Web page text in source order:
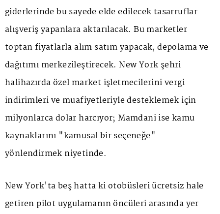
giderlerinde bu sayede elde edilecek tasarruflar
alışveriş yapanlara aktarılacak. Bu marketler
toptan fiyatlarla alım satım yapacak, depolama ve
dağıtımı merkezileştirecek. New York şehri
halihazırda özel market işletmecilerini vergi
indirimleri ve muafiyetleriyle desteklemek için
milyonlarca dolar harcıyor; Mamdani ise kamu
kaynaklarını "kamusal bir seçeneğe"
yönlendirmek niyetinde.
New York'ta beş hatta ki otobüsleri ücretsiz hale
getiren pilot uygulamanın öncüleri arasında yer